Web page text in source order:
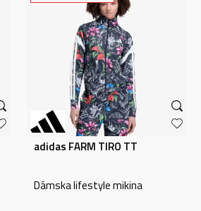
adidas FARM TIRO TT
Dámska lifestyle mikina